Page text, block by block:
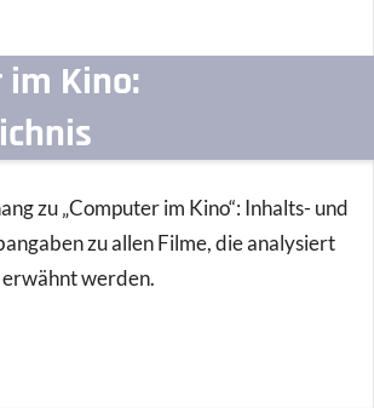
Kino:
zu „Computer im Kino“: Inhalts- und
zu allen Filme, die analysiert
erwähnt werden.